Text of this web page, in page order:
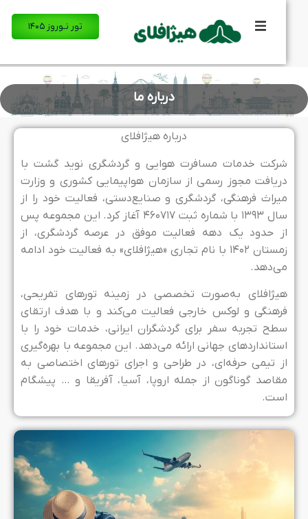
تور نـوروز ۱۴۰۵
درباره ما
درباره هیژافلای
خدمات مسافرت هوایی و گردشگری نوید گشت با
مجوز رسمی از سازمان هواپیمایی کشوری و وزارت
فرهنگی، گردشگری و صنایع‌دستی، فعالیت خود را از
سال ۱۳۹۳ با شماره ثبت ۴۶۰۷۱۷ آغاز کرد. این مجموعه پس
حدود یک دهه فعالیت موفق در عرصه گردشگری، از
زمستان ۱۴۰۲ با نام تجاری «هیژافلای» به فعالیت خود ادامه
به‌صورت تخصصی در زمینه تورهای تفریحی،
و لوکس خارجی فعالیت می‌کند و با هدف ارتقای
تجربه سفر برای گردشگران ایرانی، خدمات خود را با
جهانی ارائه می‌دهد. این مجموعه با بهره‌گیری
تیمی حرفه‌ای، در طراحی و اجرای تورهای اختصاصی به
گوناگون از جمله اروپا، آسیا، آفریقا و … پیشگام